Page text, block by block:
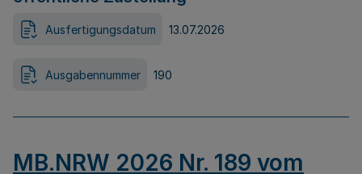
Ausfertigungsdatum 13.07.2026
Ausgabennummer 190
MB.NRW 2026 Nr. 189 vom